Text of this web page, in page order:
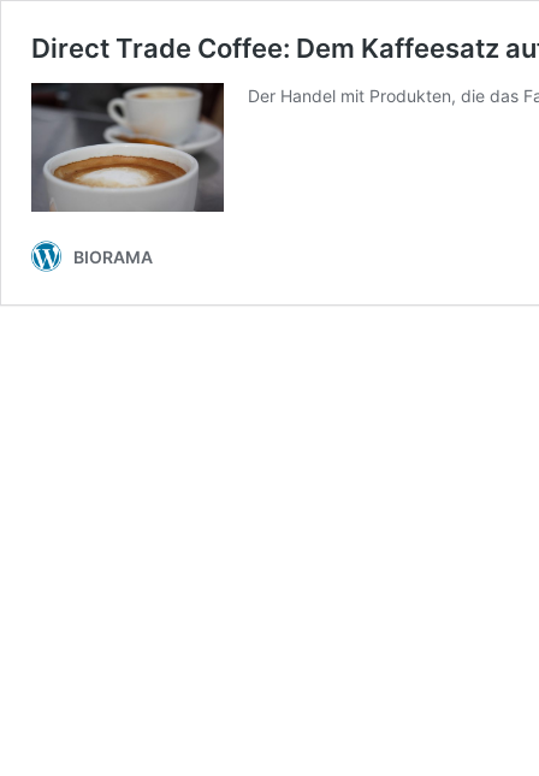
Direct Trade Coffee: Dem Kaffeesatz
Der Handel mit Produkten, die das
BIORAMA